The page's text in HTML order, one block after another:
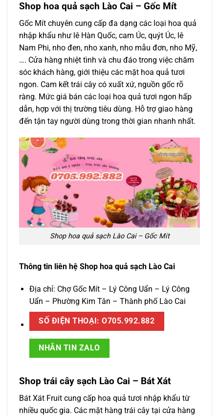
Shop hoa quả sạch Lào Cai – Gốc Mít
Gốc Mít chuyên cung cấp đa dạng các loại hoa quả
nhập khẩu như lê Hàn Quốc, cam Úc, quýt Úc, lê
Nam Phi, nho đen, nho xanh, nho mẫu đơn, nho Mỹ,
…. Cửa hàng nhiệt tình và chu đáo trong việc chăm
sóc khách hàng, giới thiệu các mặt hoa quả tươi
ngon. Cam kết trái cây có xuất xứ, nguồn gốc rõ
ràng. Mức giá bán các loại hoa quả tươi ngon hấp
dẫn, hợp với thị trường tiêu dùng. Hỗ trợ giao hàng
đến tận tay người dùng trong thời gian nhanh nhất.
Shop hoa quả sạch Lào Cai – Gốc Mít
Thông tin liên hệ Shop hoa quả sạch Lào Cai
Địa chỉ: Chợ Gốc Mít – Lý Công Uẩn – Lý Công
Uẩn – Phường Kim Tân – Thành phố Lào Cai
SỐ ĐIỆN THOẠI: O705.992.882
NHẮN TIN ZALO
Shop trái cây sạch Lào Cai – Bát Xát
Bát Xát Fruit cung cấp hoa quả tươi nhập khẩu từ
nhiều quốc gia. Các mặt hàng trái cây tại cửa hàng